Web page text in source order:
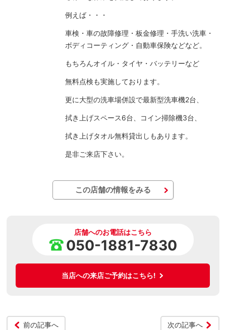
例えば・・・
車検・車の故障修理・板金修理・手洗い洗車・
ボディコーティング・自動車保険などなど。
もちろんオイル・タイヤ・バッテリーなど
無料点検も実施しております。
更に大型の洗車場併設で最新型洗車機2台、
拭き上げスペース6台、コイン掃除機3台、
拭き上げタオル無料貸出しもあります。
是非ご来店下さい。
この店舗の情報をみる
店舗へのお電話はこちら
050-1881-7830
当店への来店ご予約はこちら!
前の記事へ 次の記事へ